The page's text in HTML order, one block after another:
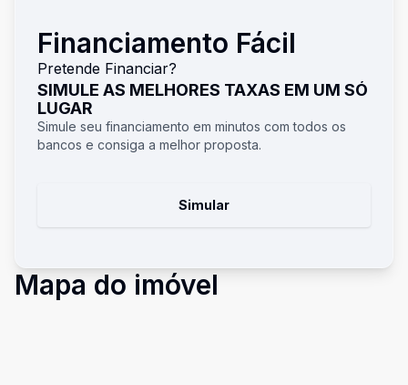
Financiamento Fácil
Pretende Financiar?
SIMULE AS MELHORES TAXAS EM UM SÓ
LUGAR
Simule seu financiamento em minutos com todos os
bancos e consiga a melhor proposta.
Simular
Mapa do imóvel